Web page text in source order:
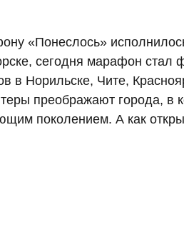
«Понеслось»
сегодня марафон стал
в Норильске, Чите,
преображают города, в
поколением. А как